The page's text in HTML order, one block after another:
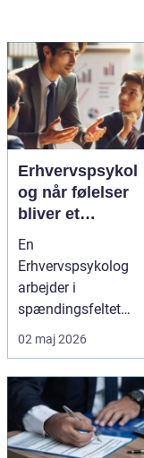
Erhvervspsykol
og når følelser
bliver et
strategisk
værktøj i
arbejdslivet
En
Erhvervspsykolog
arbejder i
spændingsfeltet
mellem mennesker
og forretning. Fokus
er ikke kun på ...
02 maj 2026